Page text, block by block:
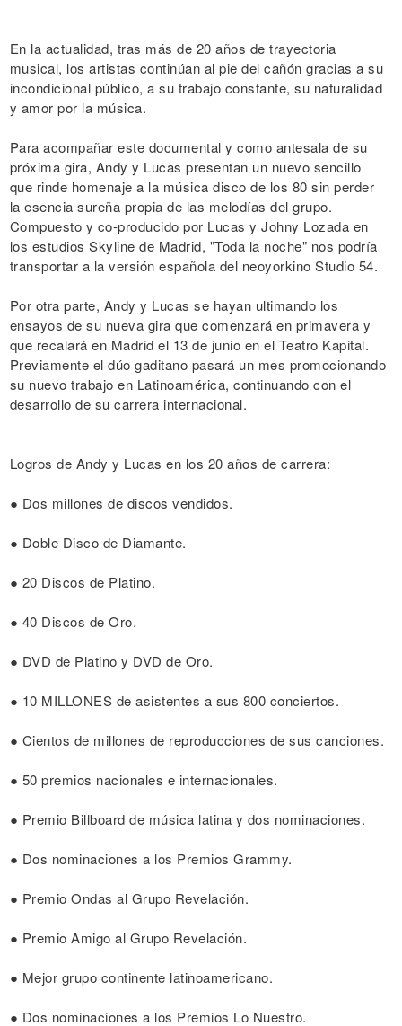
En la actualidad, tras más de 20 años de trayectoria
musical, los artistas continúan al pie del cañón gracias a su
incondicional público, a su trabajo constante, su naturalidad
y amor por la música.
Para acompañar este documental y como antesala de su
próxima gira, Andy y Lucas presentan un nuevo sencillo
que rinde homenaje a la música disco de los 80 sin perder
la esencia sureña propia de las melodías del grupo.
Compuesto y co-producido por Lucas y Johny Lozada en
los estudios Skyline de Madrid, "Toda la noche" nos podría
transportar a la versión española del neoyorkino Studio 54.
Por otra parte, Andy y Lucas se hayan ultimando los
ensayos de su nueva gira que comenzará en primavera y
que recalará en Madrid el 13 de junio en el Teatro Kapital.
Previamente el dúo gaditano pasará un mes promocionando
su nuevo trabajo en Latinoamérica, continuando con el
desarrollo de su carrera internacional.
Logros de Andy y Lucas en los 20 años de carrera:
● Dos millones de discos vendidos.
● Doble Disco de Diamante.
● 20 Discos de Platino.
● 40 Discos de Oro.
● DVD de Platino y DVD de Oro.
● 10 MILLONES de asistentes a sus 800 conciertos.
● Cientos de millones de reproducciones de sus canciones.
● 50 premios nacionales e internacionales.
● Premio Billboard de música latina y dos nominaciones.
● Dos nominaciones a los Premios Grammy.
● Premio Ondas al Grupo Revelación.
● Premio Amigo al Grupo Revelación.
● Mejor grupo continente latinoamericano.
● Dos nominaciones a los Premios Lo Nuestro.